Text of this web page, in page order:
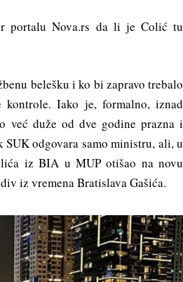
portalu Nova.rs da li je Colić tu
belešku i ko bi zapravo trebalo
kontrole. Iako je, formalno, iznad
već duže od dve godine prazna i
odgovara samo ministru, ali, u
iz BIA u MUP otišao na novu
iz vremena Bratislava Gašića.